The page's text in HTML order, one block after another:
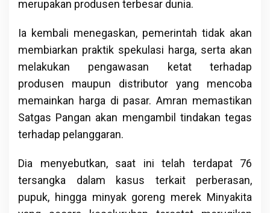
merupakan produsen terbesar dunia.
Ia kembali menegaskan, pemerintah tidak akan
membiarkan praktik spekulasi harga, serta akan
melakukan pengawasan ketat terhadap
produsen maupun distributor yang mencoba
memainkan harga di pasar. Amran memastikan
Satgas Pangan akan mengambil tindakan tegas
terhadap pelanggaran.
Dia menyebutkan, saat ini telah terdapat 76
tersangka dalam kasus terkait perberasan,
pupuk, hingga minyak goreng merek Minyakita